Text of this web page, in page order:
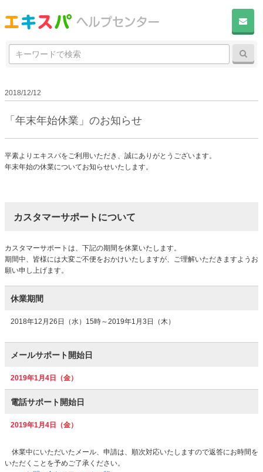
索:
2018/12/12
「年末年始休業」のお知らせ
平素よりエキスパをご利用いただき、誠にありがとうございます。
年末年始の休業についてお知らせいたします。
カスタマーサポートについて
カスタマーサポートは、下記の期間を休業いたします。
期間中、皆様には大変ご不便をおかけいたしますが、ご理解いただきますようお
願い申し上げます。
休業期間
2018年12月26日（水）15時～2019年1月3日（木）
メールサポート開始日
2019年1月4日（金）
電話サポート開始日
2019年1月4日（金）
休業中にいただいたメール、申請は、順次対応いたしますので返答にお時間を
いただくことを予めご了承ください。